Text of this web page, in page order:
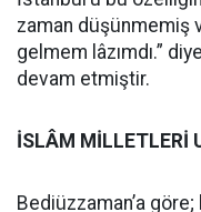
zaman düşünmemiş
gelmem lâzımdı.”
devam etmiştir.
İSLÂM MİLLETLERİ
Bediüzzaman’a